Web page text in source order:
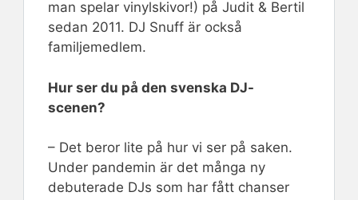
man spelar vinylskivor!) på Judit & Bertil
sedan 2011. DJ Snuff är också
familjemedlem.
Hur ser du på den svenska DJ-
scenen?
– Det beror lite på hur vi ser på saken.
Under pandemin är det många ny
debuterade DJs som har fått chanser